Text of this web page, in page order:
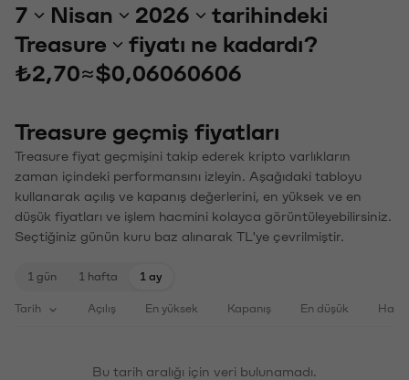
7 Nisan 2026
tarihindeki
Treasure
fiyatı ne kadardı?
₺2,70≈$0,06060606
Treasure geçmiş fiyatları
Treasure fiyat geçmişini takip ederek kripto varlıkların
zaman içindeki performansını izleyin. Aşağıdaki tabloyu
kullanarak açılış ve kapanış değerlerini, en yüksek ve en
düşük fiyatları ve işlem hacmini kolayca görüntüleyebilirsiniz.
Seçtiğiniz günün kuru baz alınarak TL'ye çevrilmiştir.
1 gün 1 hafta 1 ay
Tarih Açılış En yüksek Kapanış En düşük
Bu tarih aralığı için veri bulunamadı.